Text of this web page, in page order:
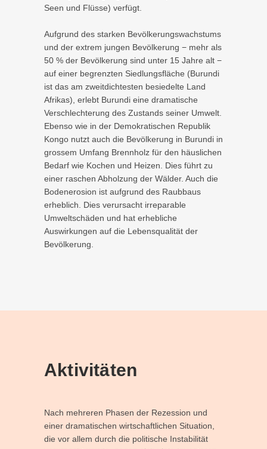
Seen und Flüsse) verfügt.
Aufgrund des starken Bevölkerungswachstums
und der extrem jungen Bevölkerung − mehr als
50 % der Bevölkerung sind unter 15 Jahre alt −
auf einer begrenzten Siedlungsfläche (Burundi
ist das am zweitdichtesten besiedelte Land
Afrikas), erlebt Burundi eine dramatische
Verschlechterung des Zustands seiner Umwelt.
Ebenso wie in der Demokratischen Republik
Kongo nutzt auch die Bevölkerung in Burundi in
grossem Umfang Brennholz für den häuslichen
Bedarf wie Kochen und Heizen. Dies führt zu
einer raschen Abholzung der Wälder. Auch die
Bodenerosion ist aufgrund des Raubbaus
erheblich. Dies verursacht irreparable
Umweltschäden und hat erhebliche
Auswirkungen auf die Lebensqualität der
Bevölkerung.
Aktivitäten
Nach mehreren Phasen der Rezession und
einer dramatischen wirtschaftlichen Situation,
die vor allem durch die politische Instabilität